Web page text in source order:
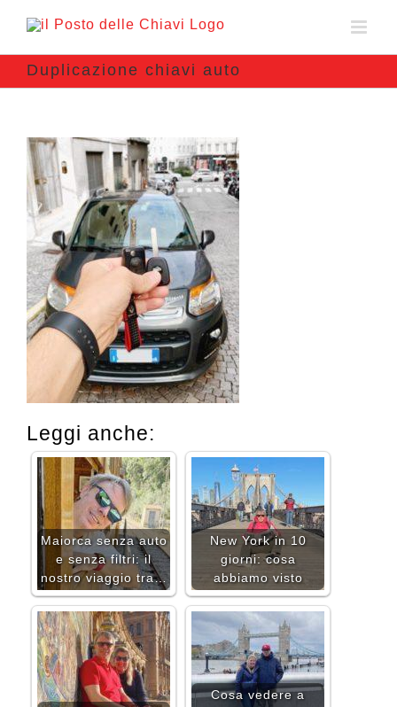
Duplicazione chiavi auto
Leggi anche:
Maiorca senza auto
e senza filtri: il
nostro viaggio tra…
New York in 10
giorni: cosa
abbiamo visto
Cosa vedere a